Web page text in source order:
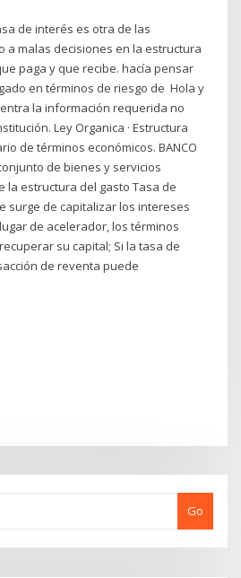
de interés es otra de las
a malas decisiones en la estructura
paga y que recibe. hacía pensar
en términos de riesgo de Hola y
la información requerida no
Ley Organica · Estructura
de términos económicos. BANCO
conjunto de bienes y servicios
la estructura del gasto Tasa de
surge de capitalizar los intereses
de acelerador, los términos
su capital; Si la tasa de
de reventa puede
Go